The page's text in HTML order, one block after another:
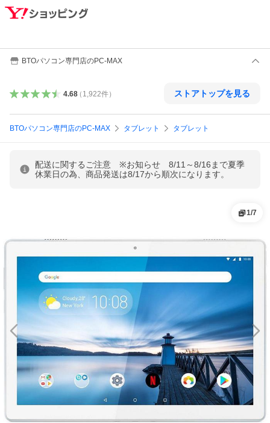
BTOパソコン専門店のPC-MAX
4.68（ 1,922件） ストアトップを見る
BTOパソコン専門店のPC-MAX タブレット タブレット
配送に関するご注意 ※お知らせ 8/11～8/16まで夏季
休業日の為、商品発送は8/17から順次になります。
1/7